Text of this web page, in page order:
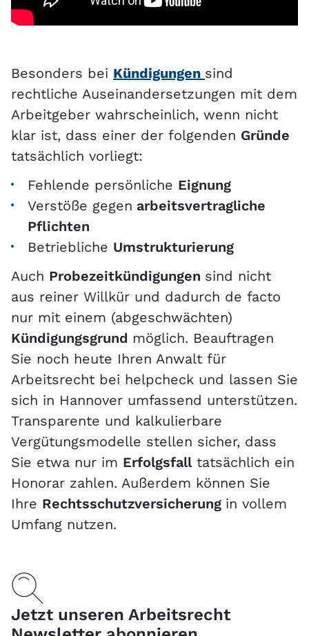
Besonders bei Kündigungen sind
rechtliche Auseinandersetzungen mit dem
Arbeitgeber wahrscheinlich, wenn nicht
klar ist, dass einer der folgenden Gründe
tatsächlich vorliegt:
Fehlende persönliche Eignung
Verstöße gegen arbeitsvertragliche
Pflichten
Betriebliche Umstrukturierung
Auch Probezeitkündigungen sind nicht
aus reiner Willkür und dadurch de facto
nur mit einem (abgeschwächten)
Kündigungsgrund möglich. Beauftragen
Sie noch heute Ihren Anwalt für
Arbeitsrecht bei helpcheck und lassen Sie
sich in Hannover umfassend unterstützen.
Transparente und kalkulierbare
Vergütungsmodelle stellen sicher, dass
Sie etwa nur im Erfolgsfalltatsächlich ein
Honorar zahlen. Außerdem können Sie
Ihre Rechtsschutzversicherung in vollem
Umfang nutzen.
Jetzt unseren Arbeitsrecht